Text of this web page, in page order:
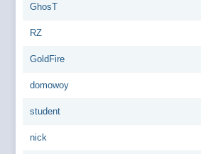
GhosT
RZ
GoldFire
domowoy
student
nick